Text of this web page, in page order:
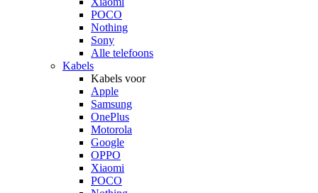
POCO
Nothing
Sony
Alle telefoons
Kabels
Kabels voor
Apple
Samsung
OnePlus
Motorola
Google
OPPO
Xiaomi
POCO